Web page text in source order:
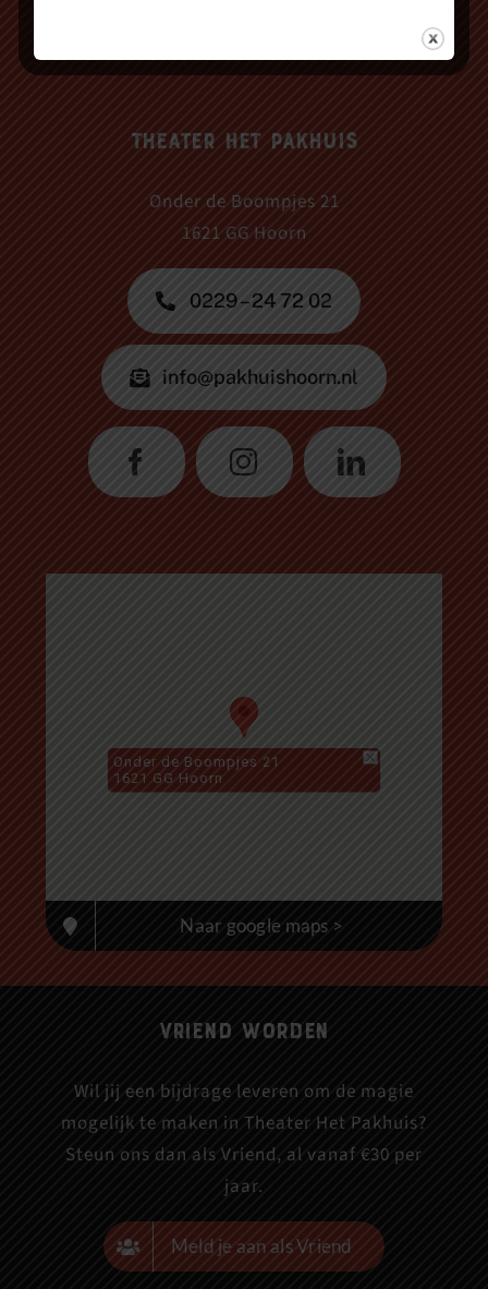
Onder de Boompjes 21
1621 GG Hoorn
Naar google maps >
Theater Het Pakhuis
Onder de Boompjes 21
1621 GG Hoorn
0229 – 24 72 02
info@pakhuishoorn.nl
Vriend worden
Wil jij een bijdrage leveren om de magie
mogelijk te maken in Theater Het Pakhuis?
Steun ons dan als Vriend, al vanaf €30 per
jaar.
Meld je aan als Vriend